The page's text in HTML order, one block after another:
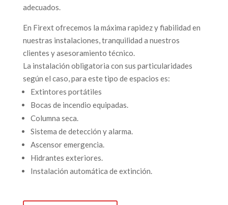
adecuados.
En Firext ofrecemos la máxima rapidez y fiabilidad en
nuestras instalaciones, tranquilidad a nuestros
clientes y asesoramiento técnico.
La instalación obligatoria con sus particularidades
según el caso, para este tipo de espacios es:
Extintores portátiles
Bocas de incendio equipadas.
Columna seca.
Sistema de detección y alarma.
Ascensor emergencia.
Hidrantes exteriores.
Instalación automática de extinción.